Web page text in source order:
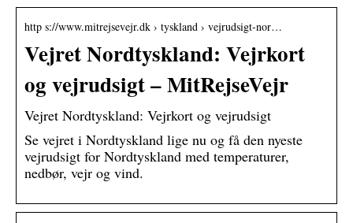
http s://www.mitrejsevejr.dk › tyskland › vejrudsigt-nor…
Vejret Nordtyskland: Vejrkort
og vejrudsigt – MitRejseVejr
Vejret Nordtyskland: Vejrkort og vejrudsigt
Se vejret i Nordtyskland lige nu og få den nyeste
vejrudsigt for Nordtyskland med temperaturer,
nedbør, vejr og vind.